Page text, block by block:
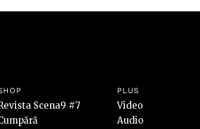
Scena9 #7
PLUS
Video
Audio